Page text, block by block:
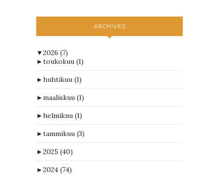
ARCHIVES
▼2026 (7)
►toukokuu (1)
►huhtikuu (1)
►maaliskuu (1)
►helmikuu (1)
►tammikuu (3)
►2025 (40)
►2024 (74)